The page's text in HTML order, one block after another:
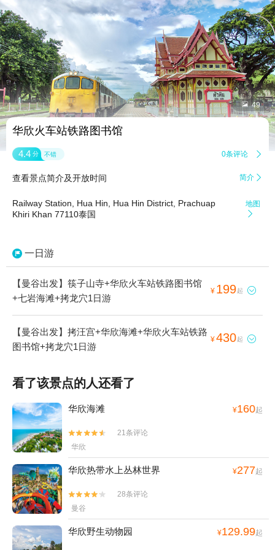
 49
华欣火车站铁路图书馆
4.4 分 不错 0条评论 
查看景点简介及开放时间 简介 
Railway Station, Hua Hin, Hua Hin District, Prachuap
Khiri Khan 77110泰国
地图

一日游
【曼谷出发】筷子山寺+华欣火车站铁路图书馆
+七岩海滩+拷龙穴1日游
¥ 199起 
【曼谷出发】拷汪宫+华欣海滩+华欣火车站铁路
图书馆+拷龙穴1日游
¥430起 
看了该景点的人还看了
华欣海滩 ¥160起


21条评论
华欣
华欣热带水上丛林世界 ¥277起


28条评论
曼谷
华欣野生动物园 ¥129.99起
